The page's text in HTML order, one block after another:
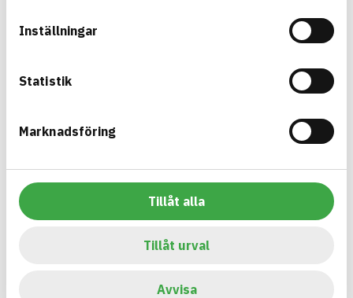
Inställningar
Statistik
Marknadsföring
Tillåt alla
Tillåt urval
Avvisa
anläggningsprodukter. BASTA-systemet erbjuder
även bedömningskriterier och betyg kopplat till
Verktyg
Loggbok